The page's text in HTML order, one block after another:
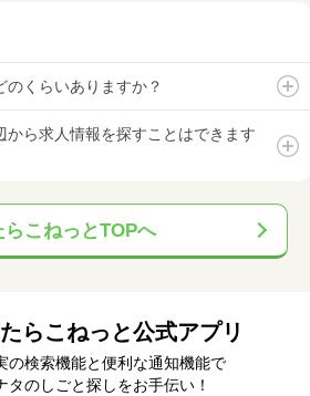
のくらいありますか？
から求人情報を探すことはできます
らこねっとTOPへ
らこねっと公式アプリ
の検索機能と便利な通知機能で
タのしごと探しをお手伝い！